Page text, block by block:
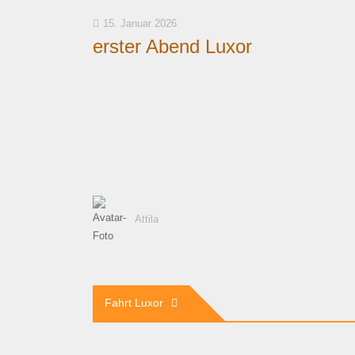
15. Januar 2026
erster Abend Luxor
Attila
Beitragsnavigation
Fahrt Luxor